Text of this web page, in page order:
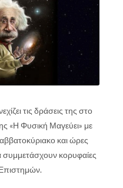
τις δράσεις της στο
«Η Φυσική Μαγεύει» με
και ώρες
κορυφαίες